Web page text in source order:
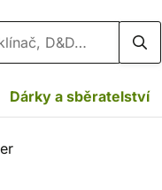
Dárky a sběratelství